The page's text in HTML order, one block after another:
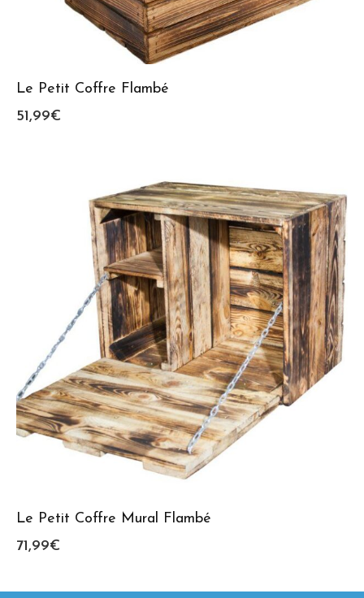
Le Petit Coffre Flambé
51,99€
Le Petit Coffre Mural Flambé
71,99€